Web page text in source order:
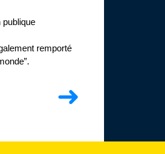
publique
remporté
➜